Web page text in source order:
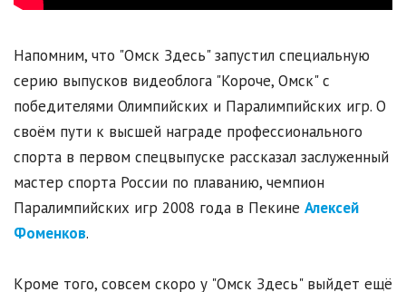
Напомним, что "Омск Здесь" запустил специальную
серию выпусков видеоблога "Короче, Омск" с
победителями Олимпийских и Паралимпийских игр. О
своём пути к высшей награде профессионального
спорта в первом спецвыпуске рассказал заслуженный
мастер спорта России по плаванию, чемпион
Паралимпийских игр 2008 года в Пекине Алексей
Фоменков.
Кроме того, совсем скоро у "Омск Здесь" выйдет ещё